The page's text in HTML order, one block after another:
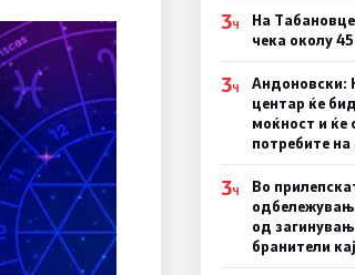
3Ч
На
чека околу
3Ч
Андоновски:
центар ќе
моќност и ќе
потребите
3Ч
Во
од
бранители